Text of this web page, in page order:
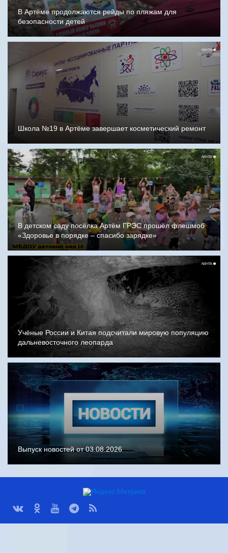
В Артёме продолжаются рейды по пляжам для
безопасности детей
Школа №19 в Артёме завершает косметический ремонт
В детском саду посёлка Артём ГРЭС прошёл флешмоб
«Здоровье в порядке – спасибо зарядке»
Учёные России и Китая подсчитали мировую популяцию
дальневосточного леопарда
Выпуск новостей от 03.08.2026